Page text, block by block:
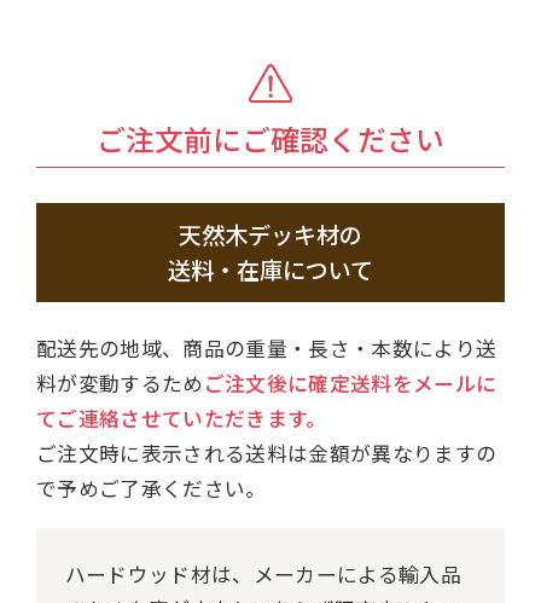
ご注文前にご確認ください
天然木デッキ材の
送料・在庫について
配送先の地域、商品の重量・長さ・本数により送
料が変動するため ご注文後に確定送料をメールに
てご連絡させていただきます。
ご注文時に表示される送料は金額が異なりますの
で予めご了承ください。
ハードウッド材は、メーカーによる輸入品